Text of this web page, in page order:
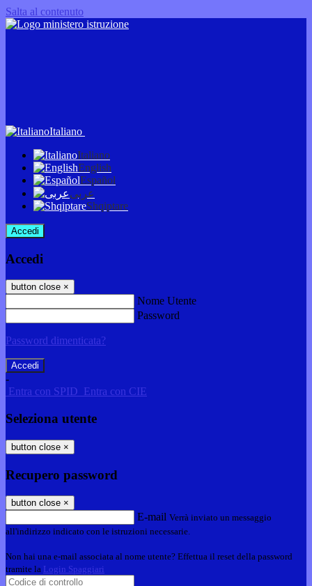
Salta al contenuto
Italiano
Italiano
English
Español
عربى
Shqiptare
Accedi
Accedi
button close ×
Nome Utente
Password
Password dimenticata?
-
Entra con SPID Entra con CIE
Seleziona utente
button close ×
Recupero password
button close ×
E-mail Verrà inviato un messaggio
all'indirizzo indicato con le istruzioni necessarie.
Non hai una e-mail associata al nome utente? Effettua il reset della password
tramite la Login Spaggiari